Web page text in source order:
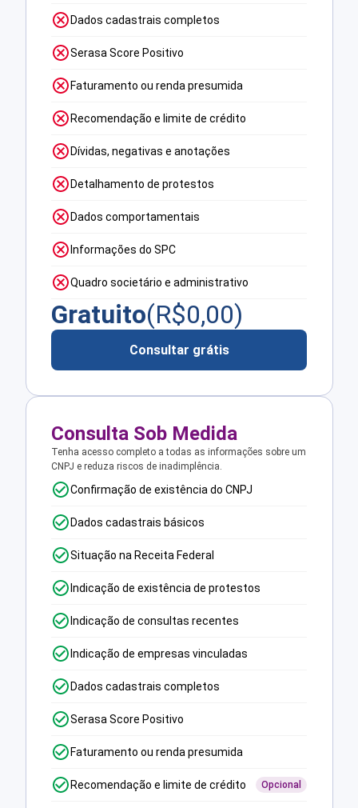
Dados cadastrais completos
Serasa Score Positivo
Faturamento ou renda presumida
Recomendação e limite de crédito
Dívidas, negativas e anotações
Detalhamento de protestos
Dados comportamentais
Informações do SPC
Quadro societário e administrativo
Gratuito(R$0,00)
Consultar grátis
Consulta Sob Medida
Tenha acesso completo a todas as informações sobre um
CNPJ e reduza riscos de inadimplência.
Confirmação de existência do CNPJ
Dados cadastrais básicos
Situação na Receita Federal
Indicação de existência de protestos
Indicação de consultas recentes
Indicação de empresas vinculadas
Dados cadastrais completos
Serasa Score Positivo
Faturamento ou renda presumida
Recomendação e limite de crédito Opcional